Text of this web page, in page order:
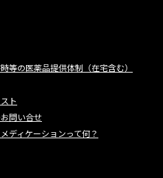
等の医薬品提供体制（在宅含む）
ト
問い合せ
ディケーションって何？